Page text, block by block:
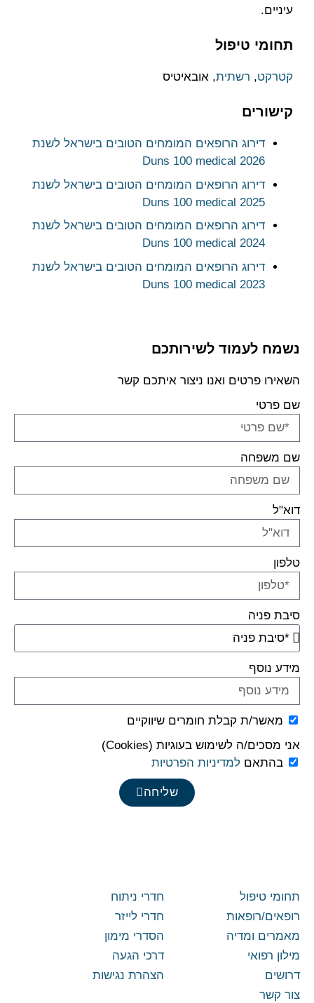
עיניים.
תחומי טיפול
קטרקט, רשתית, אובאיטיס
קישורים
דירוג הרופאים המומחים הטובים בישראל לשנת
2026 Duns 100 medical
דירוג הרופאים המומחים הטובים בישראל לשנת
2025 Duns 100 medical
דירוג הרופאים המומחים הטובים בישראל לשנת
2024 Duns 100 medical
דירוג הרופאים המומחים הטובים בישראל לשנת
2023 Duns 100 medical
נשמח לעמוד לשירותכם
השאירו פרטים ואנו ניצור איתכם קשר
שם פרטי
שם משפחה
דוא"ל
טלפון
סיבת פניה
מידע נוסף
מאשר/ת קבלת חומרים שיווקיים
אני מסכים/ה לשימוש בעוגיות (Cookies)
בהתאם למדיניות הפרטיות
שליחה
תחומי טיפול
חדרי ניתוח
רופאים/רופאות
חדרי לייזר
מאמרים ומדיה
הסדרי מימון
מילון רפואי
דרכי הגעה
דרושים
הצהרת נגישות
צור קשר